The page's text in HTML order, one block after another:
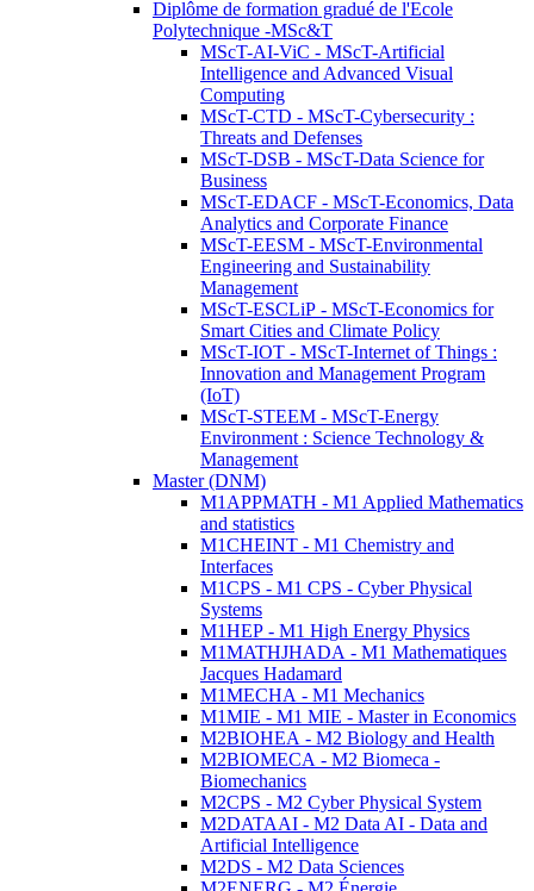
Diplôme de formation gradué de l'Ecole
Polytechnique -MSc&T
MScT-AI-ViC - MScT-Artificial
Intelligence and Advanced Visual
Computing
MScT-CTD - MScT-Cybersecurity :
Threats and Defenses
MScT-DSB - MScT-Data Science for
Business
MScT-EDACF - MScT-Economics, Data
Analytics and Corporate Finance
MScT-EESM - MScT-Environmental
Engineering and Sustainability
Management
MScT-ESCLiP - MScT-Economics for
Smart Cities and Climate Policy
MScT-IOT - MScT-Internet of Things :
Innovation and Management Program
(IoT)
MScT-STEEM - MScT-Energy
Environment : Science Technology &
Management
Master (DNM)
M1APPMATH - M1 Applied Mathematics
and statistics
M1CHEINT - M1 Chemistry and
Interfaces
M1CPS - M1 CPS - Cyber Physical
Systems
M1HEP - M1 High Energy Physics
M1MATHJHADA - M1 Mathematiques
Jacques Hadamard
M1MECHA - M1 Mechanics
M1MIE - M1 MIE - Master in Economics
M2BIOHEA - M2 Biology and Health
M2BIOMECA - M2 Biomeca -
Biomechanics
M2CPS - M2 Cyber Physical System
M2DATAAI - M2 Data AI - Data and
Artificial Intelligence
M2DS - M2 Data Sciences